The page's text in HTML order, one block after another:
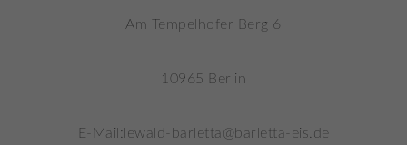
Am Tempelhofer Berg 6
10965 Berlin
E-Mail:lewald-barletta@barletta-eis.de
Zurück
Essenziell (3)